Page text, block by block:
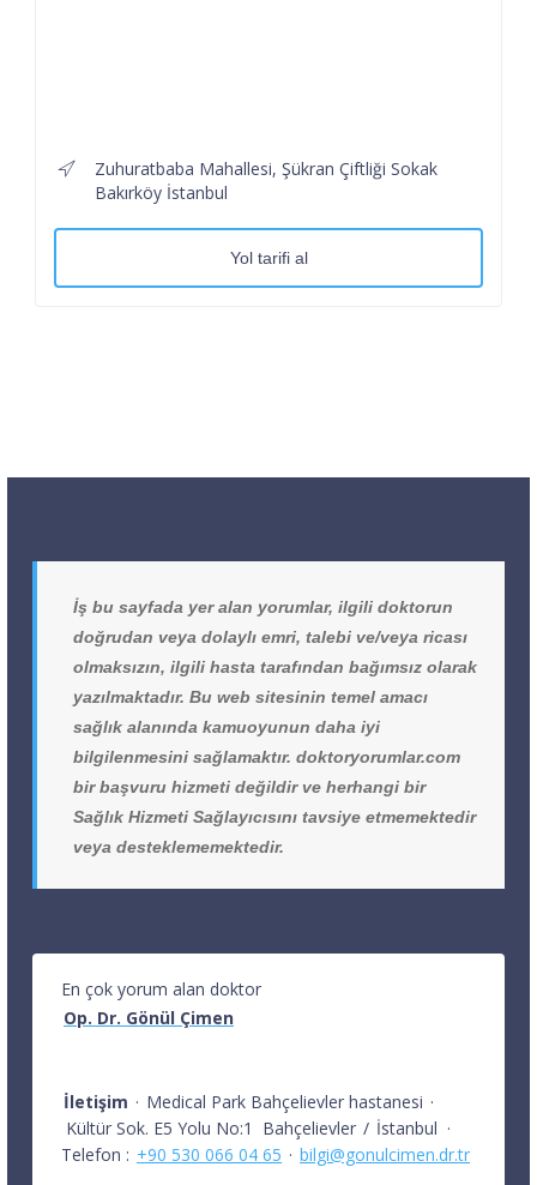
Zuhuratbaba Mahallesi, Şükran Çiftliği Sokak
Bakırköy İstanbul
Yol tarifi al
İş bu sayfada yer alan yorumlar, ilgili doktorun
doğrudan veya dolaylı emri, talebi ve/veya ricası
olmaksızın, ilgili hasta tarafından bağımsız olarak
yazılmaktadır. Bu web sitesinin temel amacı
sağlık alanında kamuoyunun daha iyi
bilgilenmesini sağlamaktır. doktoryorumlar.com
bir başvuru hizmeti değildir ve herhangi bir
Sağlık Hizmeti Sağlayıcısını tavsiye etmemektedir
veya desteklememektedir.
En çok yorum alan doktor
Op. Dr. Gönül Çimen
İletişim · Medical Park Bahçelievler hastanesi ·
Kültür Sok. E5 Yolu No:1
Bahçelievler / İstanbul ·
Telefon : +90 530 066 04 65 · bilgi@gonulcimen.dr.tr